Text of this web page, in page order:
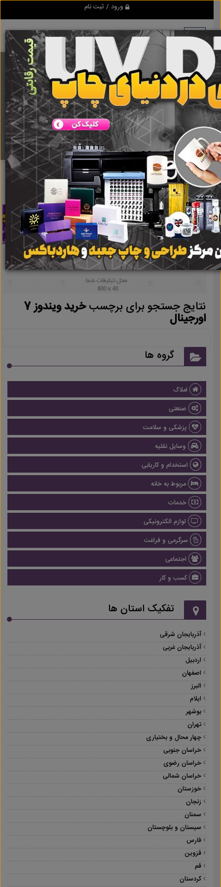
ورود / ثبت نام
برنامه اندروید ابزاریراق
مرجع نیازمندیهای ابزار و یراق آلات عمومی و صنعتی
دانلود
ابزاریراق خرید ویندوز 7 اورجینال نتایج جستجو برای برچسب
خرید
ویندوز 7 اورجینال
نتایج جستجو برای برچسب خرید ویندوز 7
اورجینال
گروه ها
املاک
صنعتی
پزشکی و سلامت
وسایل نقلیه
استخدام و کاریابی
مربوط به خانه
خدمات
لوازم الکترونیکی
سرگرمی و فراغت
اجتماعی
کسب و کار
تفکیک استان ها
آذربایجان شرقی
آذربایجان غربی
اردبیل
اصفهان
البرز
ایلام
بوشهر
تهران
چهار محال و بختیاری
خراسان جنوبی
خراسان رضوی
خراسان شمالی
خوزستان
زنجان
سمنان
سیستان و بلوچستان
فارس
قزوین
قم
کردستان